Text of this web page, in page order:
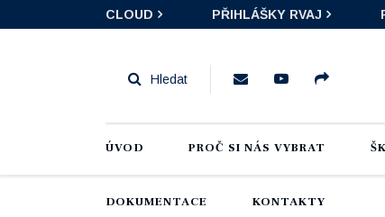
CLOUD PŘIHLÁŠKY RVAJ
ÚVOD PROČ SI NÁS VYBRAT
DOKUMENTACE KONTAKTY